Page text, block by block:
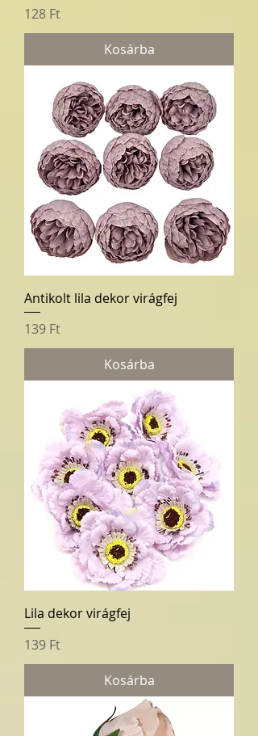
Ár
128 Ft
Kosárba
Antikolt lila dekor virágfej
Ár
139 Ft
Kosárba
Lila dekor virágfej
Ár
139 Ft
Kosárba